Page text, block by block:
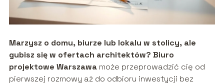
Marzysz o domu, biurze lub lokalu w stolicy, ale
gubisz się w ofertach architektów? Biuro
projektowe Warszawamoże przeprowadzić cię od
pierwszej rozmowy aż do odbioru inwestycji bez